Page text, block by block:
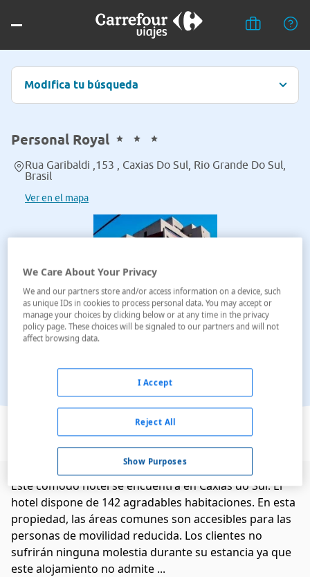
Modifica tu búsqueda
Personal Royal
Rua Garibaldi ,153 , Caxias Do Sul, Rio Grande Do Sul,
Brasil
Ver en el mapa
Ver en el mapa
Este cómodo hotel se encuentra en Caxias do Sul. El
hotel dispone de 142 agradables habitaciones. En esta
propiedad, las áreas comunes son accesibles para las
personas de movilidad reducida. Los clientes no
sufrirán ninguna molestia durante su estancia ya que
este alojamiento no admite ...
We Care About Your Privacy
We and our partners store and/or access information on a device, such
as unique IDs in cookies to process personal data. You may accept or
manage your choices by clicking below or at any time in the privacy
policy page. These choices will be signaled to our partners and will not
affect browsing data.
Show Purposes
Reject All
I Accept